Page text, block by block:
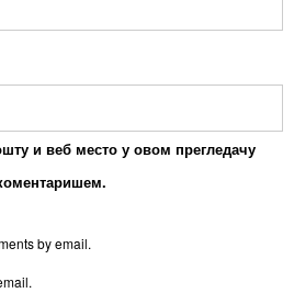
и веб место у овом прегледачу
by email.